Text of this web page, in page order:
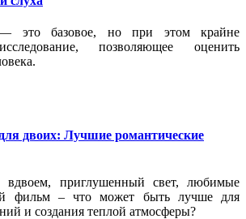
— это базовое, но при этом крайне
позволяющее оценить
двоих: Лучшие романтические
приглушенный свет, любимые
фильм – что может быть лучше для
и создания теплой атмосферы?